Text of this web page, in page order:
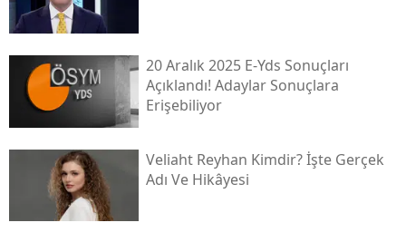
20 Aralık 2025 E-Yds Sonuçları
Açıklandı! Adaylar Sonuçlara
Erişebiliyor
Veliaht Reyhan Kimdir? İşte Gerçek
Adı Ve Hikâyesi